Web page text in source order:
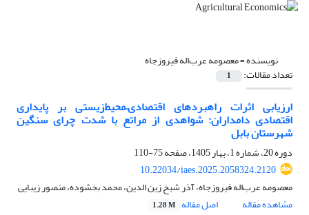
نویسنده =معصومه عرب‌اله فیروزجاه
تعداد مقالات: 1
ارزیابی اثرات راهبردهای اقتصادی–‌محیط‌زیستی بر پایداری
اقتصادی دامداران: شواهدی از مراتع با شدت چرای سنگین
شهرستان بابل
دوره 20، شماره 1، بهار 1405، صفحه
75-110
10.22034/iaes.2025.2058324.2120
معصومه عرب‌اله فیروزجاه، آذر شیخ زین الدین، محمد بخشوده، منصور زیبایی
مشاهده مقاله
اصل مقاله 1.28 M